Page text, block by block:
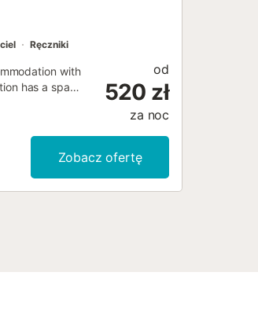
Ręczniki
with
has a spa
od
520 zł
za noc
Zobacz ofertę